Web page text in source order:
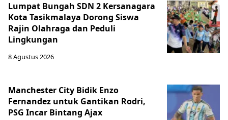
Lumpat Bungah SDN 2 Kersanagara
Kota Tasikmalaya Dorong Siswa
Rajin Olahraga dan Peduli
Lingkungan
8 Agustus 2026
Manchester City Bidik Enzo
Fernandez untuk Gantikan Rodri,
PSG Incar Bintang Ajax